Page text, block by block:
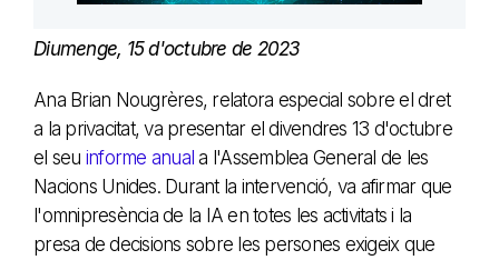
Diumenge, 15 d'octubre de 2023
Ana Brian Nougrères, relatora especial sobre el dret
a la privacitat, va presentar el divendres 13 d'octubre
el seu informe anual a l'Assemblea General de les
Nacions Unides. Durant la intervenció, va afirmar que
l'omnipresència de la IA en totes les activitats i la
presa de decisions sobre les persones exigeix que